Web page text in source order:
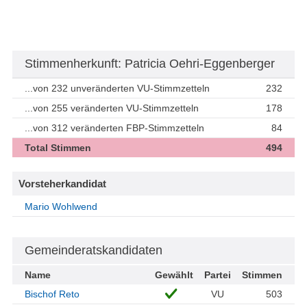
Stimmenherkunft: Patricia Oehri-Eggenberger
...von 232 unveränderten VU-Stimmzetteln
232
...von 255 veränderten VU-Stimmzetteln
178
...von 312 veränderten FBP-Stimmzetteln
84
Total Stimmen
494
Vorsteherkandidat
Mario Wohlwend
Gemeinderatskandidaten
Name Gewählt Partei
Stimmen
Bischof Reto
VU 503